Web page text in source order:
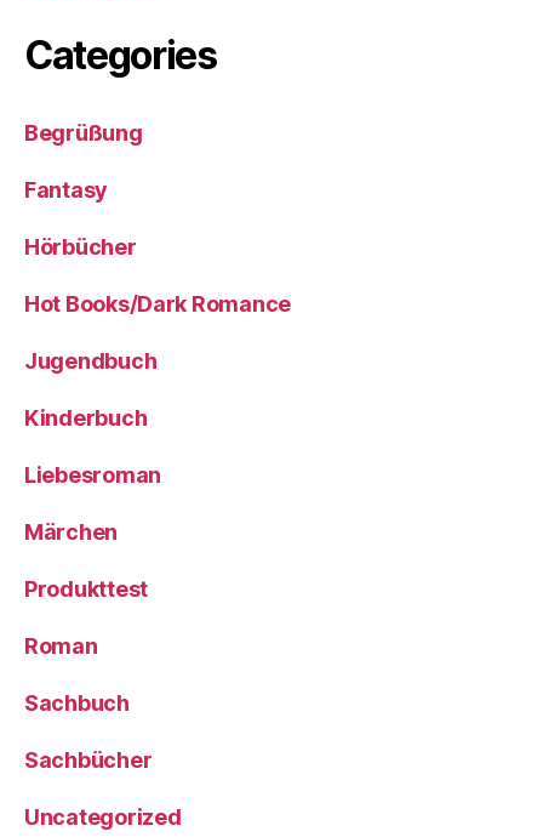
Categories
Begrüßung
Fantasy
Hörbücher
Hot Books/Dark Romance
Jugendbuch
Kinderbuch
Liebesroman
Märchen
Produkttest
Roman
Sachbuch
Sachbücher
Uncategorized